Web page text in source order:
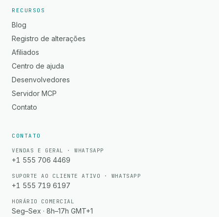
RECURSOS
Blog
Registro de alterações
Afiliados
Centro de ajuda
Desenvolvedores
Servidor MCP
Contato
CONTATO
VENDAS E GERAL · WHATSAPP
+1 555 706 4469
SUPORTE AO CLIENTE ATIVO · WHATSAPP
+1 555 719 6197
HORÁRIO COMERCIAL
Seg–Sex · 8h–17h GMT+1